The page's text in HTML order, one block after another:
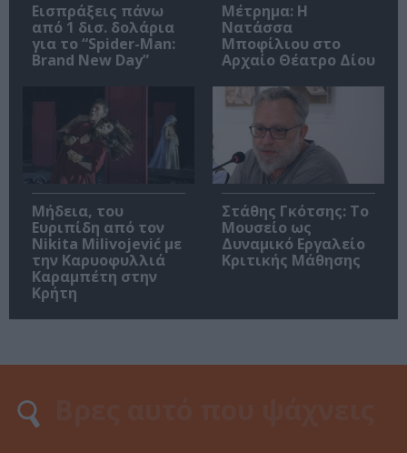
Εισπράξεις πάνω
από 1 δισ. δολάρια
για το “Spider-Man:
Brand New Day”
Μέτρημα: Η
Νατάσσα
Μποφίλιου στο
Αρχαίο Θέατρο Δίου
Μήδεια, του
Ευριπίδη από τον
Nikita Milivojević με
την Καρυοφυλλιά
Καραμπέτη στην
Κρήτη
Στάθης Γκότσης: Το
Μουσείο ως
Δυναμικό Εργαλείο
Κριτικής Μάθησης